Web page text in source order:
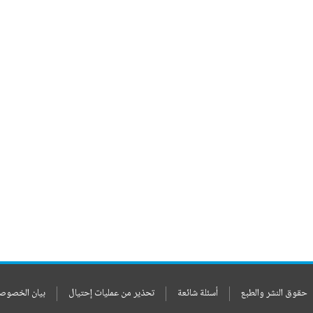
حقوق النشر والطبع أسئلة شائعة تحذير من عمليات إحتيال بيان